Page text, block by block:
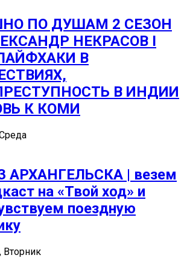
ПО ДУШАМ 2 СЕЗОН
НЕКРАСОВ I
В
В ИНДИИ
К КОМИ
АРХАНГЕЛЬСКА | везем
на «Твой ход» и
поездную
Вторник